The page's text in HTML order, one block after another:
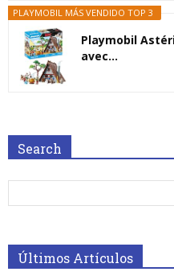
PLAYMOBIL MÁS VENDIDO TOP 3
Playmobil
avec...
Search
Últimos Artículos